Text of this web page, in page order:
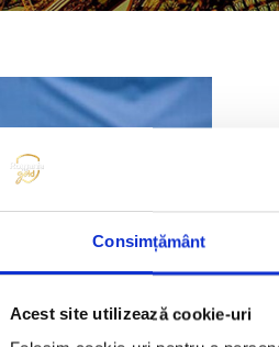
Consimțământ
Acest site utilizează cookie-uri